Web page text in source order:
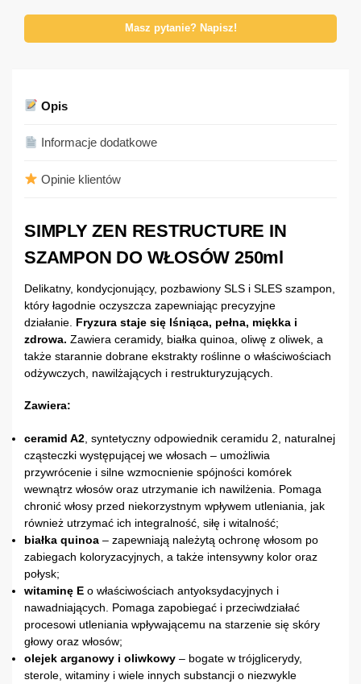
Masz pytanie? Napisz!
Opis
Informacje dodatkowe
Opinie klientów
SIMPLY ZEN RESTRUCTURE IN
SZAMPON DO WŁOSÓW 250ml
Delikatny, kondycjonujący, pozbawiony SLS i SLES szampon,
który łagodnie oczyszcza zapewniając precyzyjne
działanie. Fryzura staje się lśniąca, pełna, miękka i
zdrowa. Zawiera ceramidy, białka quinoa, oliwę z oliwek, a
także starannie dobrane ekstrakty roślinne o właściwościach
odżywczych, nawilżających i restrukturyzujących.
Zawiera:
ceramid A2 , syntetyczny odpowiednik ceramidu 2, naturalnej
cząsteczki występującej we włosach – umożliwia
przywrócenie i silne wzmocnienie spójności komórek
wewnątrz włosów oraz utrzymanie ich nawilżenia. Pomaga
chronić włosy przed niekorzystnym wpływem utleniania, jak
również utrzymać ich integralność, siłę i witalność;
białka quinoa – zapewniają należytą ochronę włosom po
zabiegach koloryzacyjnych, a także intensywny kolor oraz
połysk;
witaminę E o właściwościach antyoksydacyjnych i
nawadniających. Pomaga zapobiegać i przeciwdziałać
procesowi utleniania wpływającemu na starzenie się skóry
głowy oraz włosów;
olejek arganowy i oliwkowy – bogate w trójglicerydy,
sterole, witaminy i wiele innych substancji o niezwykle